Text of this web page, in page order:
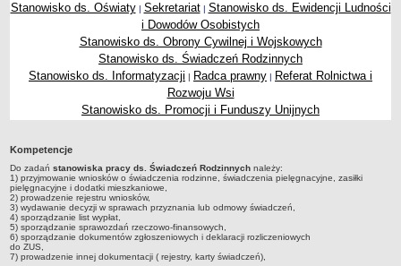
Dane statystyczne
Zadania publiczne
Związki i stowarzyszenia
Realizacja zadań publicznych
Rejestr zbiorów danych osobowych
RODO Klauzule informacyjne
AKTUALNOŚCI I OGŁOSZENIA
URZĄD GMINY
Dane teleadresowe
Tabela informacyjna
Czas pracy urzędu
Stanowisko ds. Oświaty| Sekretariat| Stanowisko ds. Ewidencji Ludności
i Dowodów Osobistych
Stanowisko ds. Obrony Cywilnej i Wojskowych
Stanowisko ds. Świadczeń Rodzinnych
Stanowisko ds. Informatyzacji | Radca prawny | Referat Rolnictwa i
Rozwoju Wsi
Stanowisko ds. Promocji i Funduszy Unijnych
Kompetencje
Do zadaństanowiska pracy ds. Świadczeń Rodzinnych należy:
1) przyjmowanie wniosków o świadczenia rodzinne, świadczenia pielęgnacyjne, zasiłki
pielęgnacyjne i dodatki mieszkaniowe,
2) prowadzenie rejestru wniosków,
3) wydawanie decyzji w sprawach przyznania lub odmowy świadczeń,
4) sporządzanie list wypłat,
5) sporządzanie sprawozdań rzeczowo-finansowych,
6) sporządzanie dokumentów zgłoszeniowych i deklaracji rozliczeniowych
do ZUS,
7) prowadzenie innej dokumentacji ( rejestry, karty świadczeń),